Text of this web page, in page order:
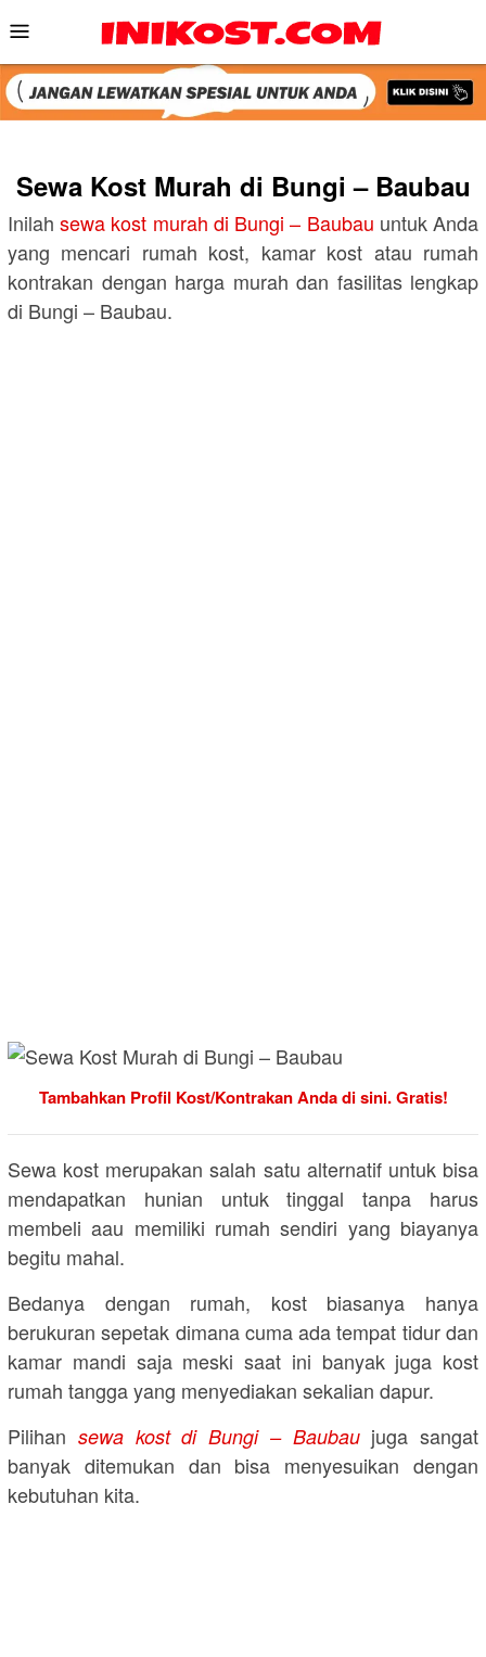
to
content
Mobile
Menu
Sewa Kost Murah di Bungi – Baubau
Inilahsewa kost murah di Bungi – Baubau untuk Anda
yang mencari rumah kost, kamar kost atau rumah
kontrakan dengan harga murah dan fasilitas lengkap
di Bungi – Baubau.
Tambahkan Profil Kost/Kontrakan Anda di sini. Gratis!
Sewa kost merupakan salah satu alternatif untuk bisa
mendapatkan hunian untuk tinggal tanpa harus
membeli aau memiliki rumah sendiri yang biayanya
begitu mahal.
Bedanya dengan rumah, kost biasanya hanya
berukuran sepetak dimana cuma ada tempat tidur dan
kamar mandi saja meski saat ini banyak juga kost
rumah tangga yang menyediakan sekalian dapur.
Pilihan sewa kost di Bungi – Baubaujuga sangat
banyak ditemukan dan bisa menyesuikan dengan
kebutuhan kita.